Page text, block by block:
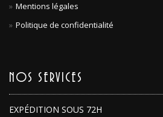
Mentions légales
Politique de confidentialité
NOS SERVICES
EXPÉDITION SOUS 72H